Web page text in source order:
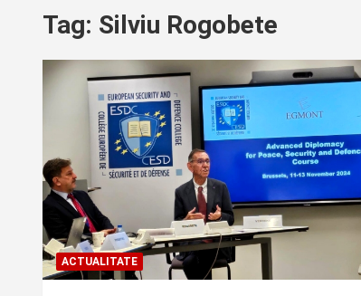
Tag: Silviu Rogobete
ACTUALITATE